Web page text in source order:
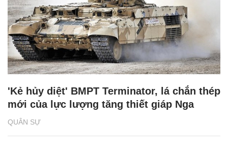
QUÂN SỰ
'Kẻ hủy diệt' BMPT Terminator, lá chắn thép
mới của lực lượng tăng thiết giáp Nga